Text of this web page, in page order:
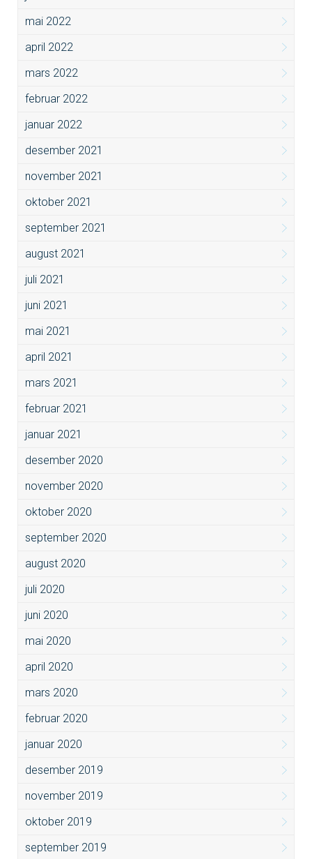
mai 2022
april 2022
mars 2022
februar 2022
januar 2022
desember 2021
november 2021
oktober 2021
september 2021
august 2021
juli 2021
juni 2021
mai 2021
april 2021
mars 2021
februar 2021
januar 2021
desember 2020
november 2020
oktober 2020
september 2020
august 2020
juli 2020
juni 2020
mai 2020
april 2020
mars 2020
februar 2020
januar 2020
desember 2019
november 2019
oktober 2019
september 2019